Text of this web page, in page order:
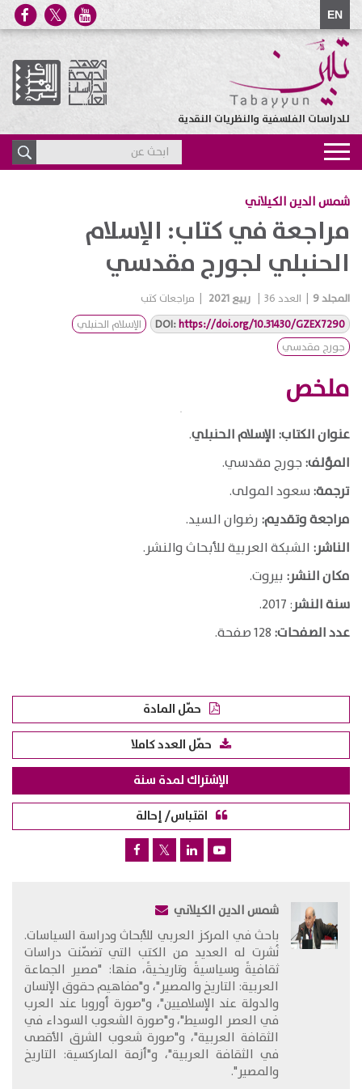
EN
للدراسات الفلسفية والنظريات النقدية
Toggle
navigation
شمس الدين الكيلاني
مراجعة في كتاب: الإسلام
الحنبلي لجورج مقدسي
المجلد9 العدد36 ربيع 2021
مراجعات كتب
DOI:https://doi.org/10.31430/GZEX7290
الإسلام الحنبلي
جورج مقدسي
ملخص
عنوان الكتاب: الإسلام الحنبلي.
المؤلف: جورج مقدسي.
ترجمة: سعود المولى.
مراجعة وتقديم: رضوان السيد.
الناشر: الشبكة العربية للأبحاث والنشر.
مكان النشر: بيروت.
سنة النشر: 2017.
عدد الصفحات: 128 صفحة.
حمّل المادة
حمّل العدد كاملا
الإشتراك لمدة سنة
اقتباس/ إحالة
شمس الدين الكيلاني
​باحث في المركز العربي للأبحاث ودراسة السياسات.
نُشرت له العديد من الكتب التي تضمّنت دراسات
ثقافيةً وسياسيةً وتاريخيةً، منها: "مصير الجماعة
العربية: التاريخ والمصير"، و"مفاهيم حقوق الإنسان
والدولة عند الإسلاميين"، و"صورة أوروبا عند العرب
في العصر الوسيط"، و"صورة الشعوب السوداء في
الثقافة العربية"، و"صورة شعوب الشرق الأقصى
في الثقافة العربية"، و"أزمة الماركسية: التاريخ
والمصير".